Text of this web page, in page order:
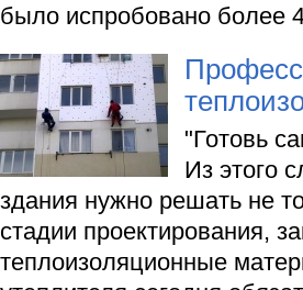
было испробовано более
"Готовь
Из этого
здания нужно решать не
стадии проектирования,
теплоизоляционные